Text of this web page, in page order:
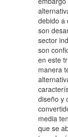
debido a
son
sector
son
en este
manera
diseño y
media
que se